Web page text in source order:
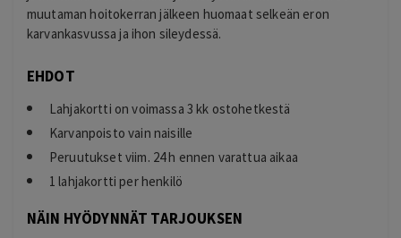
muutaman hoitokerran jälkeen huomaat selkeän eron
karvankasvussa ja ihon sileydessä.
EHDOT
Lahjakortti on voimassa 3 kk ostohetkestä
Karvanpoisto vain naisille
Peruutukset viim. 24 h ennen varattua aikaa
1 lahjakortti per henkilö
NÄIN HYÖDYNNÄT TARJOUKSEN